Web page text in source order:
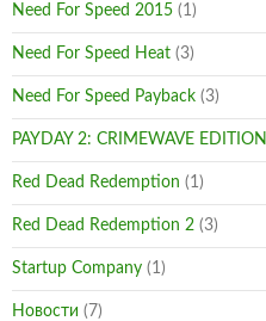
Need For Speed 2015 (1)
Need For Speed Heat (3)
Need For Speed Payback (3)
PAYDAY 2: CRIMEWAVE EDITION
Red Dead Redemption (1)
Red Dead Redemption 2 (3)
Startup Company (1)
Новости (7)